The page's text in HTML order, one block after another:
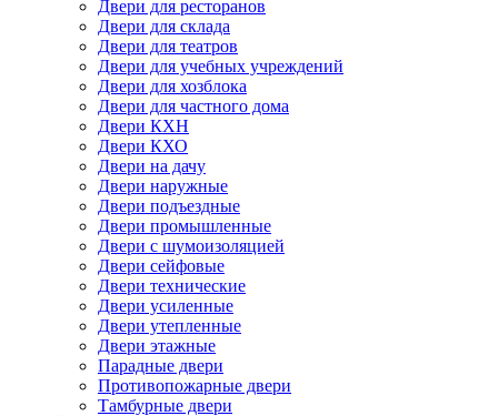
Двери для ресторанов
Двери для склада
Двери для театров
Двери для учебных учреждений
Двери для хозблока
Двери для частного дома
Двери КХН
Двери КХО
Двери на дачу
Двери наружные
Двери подъездные
Двери промышленные
Двери с шумоизоляцией
Двери сейфовые
Двери технические
Двери усиленные
Двери утепленные
Двери этажные
Парадные двери
Противопожарные двери
Тамбурные двери